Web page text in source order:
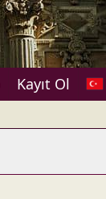
Kayıt Ol